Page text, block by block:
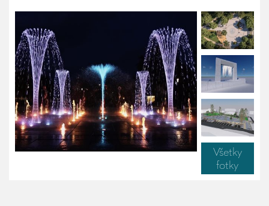
Všetky
fotky